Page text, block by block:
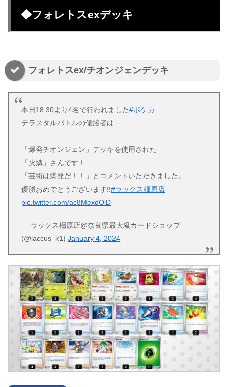
◆フォレトスexデッキ
フォレトスex/チオンジェンデッキ
本日18:30より4名で行われました#ポケカ
テラスタルバトルの優勝者は
「爆発チオンジェン」デッキを使用された
「火燐」さんです！
「芸術は爆発だ！！」とコメントいただきました。
優勝おめでとうございます!!#ラックス橿原店
pic.twitter.com/ac8MexdOiD
— ラックス橿原店@奈良県最大級カードショップ
(@laccus_k1)January 4, 2024